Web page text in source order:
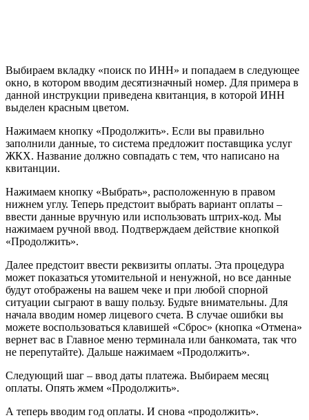
Выбираем вкладку «поиск по ИНН» и попадаем в следующее
окно, в котором вводим десятизначный номер. Для примера в
данной инструкции приведена квитанция, в которой ИНН
выделен красным цветом.
Нажимаем кнопку «Продолжить». Если вы правильно
заполнили данные, то система предложит поставщика услуг
ЖКХ. Название должно совпадать с тем, что написано на
квитанции.
Нажимаем кнопку «Выбрать», расположенную в правом
нижнем углу. Теперь предстоит выбрать вариант оплаты –
ввести данные вручную или использовать штрих-код. Мы
нажимаем ручной ввод. Подтверждаем действие кнопкой
«Продолжить».
Далее предстоит ввести реквизиты оплаты. Эта процедура
может показаться утомительной и ненужной, но все данные
будут отображены на вашем чеке и при любой спорной
ситуации сыграют в вашу пользу. Будьте внимательны. Для
начала вводим номер лицевого счета. В случае ошибки вы
можете воспользоваться клавишей «Сброс» (кнопка «Отмена»
вернет вас в Главное меню терминала или банкомата, так что
не перепутайте). Дальше нажимаем «Продолжить».
Следующий шаг – ввод даты платежа. Выбираем месяц
оплаты. Опять жмем «Продолжить».
А теперь вводим год оплаты. И снова «продолжить».